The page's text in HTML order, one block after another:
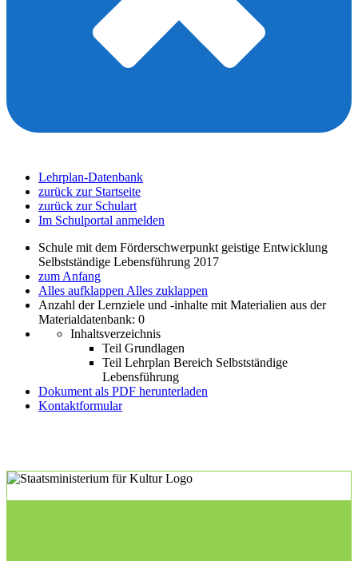
Lehrplan-Datenbank
zurück zur Startseite
zurück zur Schulart
Im Schulportal anmelden
Schule mit dem Förderschwerpunkt geistige Entwicklung
Selbstständige Lebensführung 2017
zum Anfang
Alles aufklappen Alles zuklappen
Anzahl der Lernziele und -inhalte mit Materialien aus der
Materialdatenbank: 0
Inhaltsverzeichnis
Teil Grundlagen
Teil Lehrplan Bereich Selbstständige
Lebensführung
Dokument als PDF herunterladen
Kontaktformular